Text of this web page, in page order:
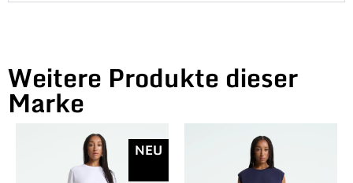
Weitere Produkte dieser
Marke
NEU